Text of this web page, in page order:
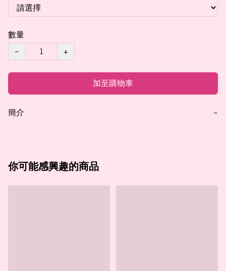
數量
−
+
加至購物車
簡介 −
你可能感興趣的商品